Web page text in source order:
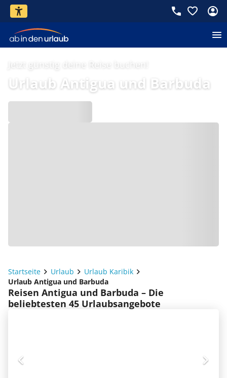
Jetzt günstig deine Reise buchen!
Urlaub Antigua und Barbuda
Startseite Urlaub
Urlaub Karibik
Urlaub Antigua und Barbuda
Reisen Antigua und Barbuda – Die
beliebtesten 45 Urlaubsangebote